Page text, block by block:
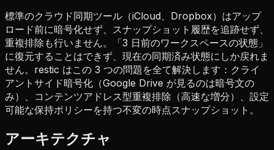
標準のクラウド同期ツール（iCloud、Dropbox）はアップ
ロード前に暗号化せず、スナップショット履歴を追跡せず、
重複排除も行いません。「3 日前のワークスペースの状態」
に復元することはできず、現在の同期済み状態にしか戻れま
せん。restic はこの 3 つの問題を全て解決します：クライ
アントサイド暗号化（Google Drive が見るのは暗号文の
み）、コンテンツアドレス型重複排除（高速な増分）、設定
可能な保持ポリシーを持つ不変の時点スナップショット。
アーキテクチャ